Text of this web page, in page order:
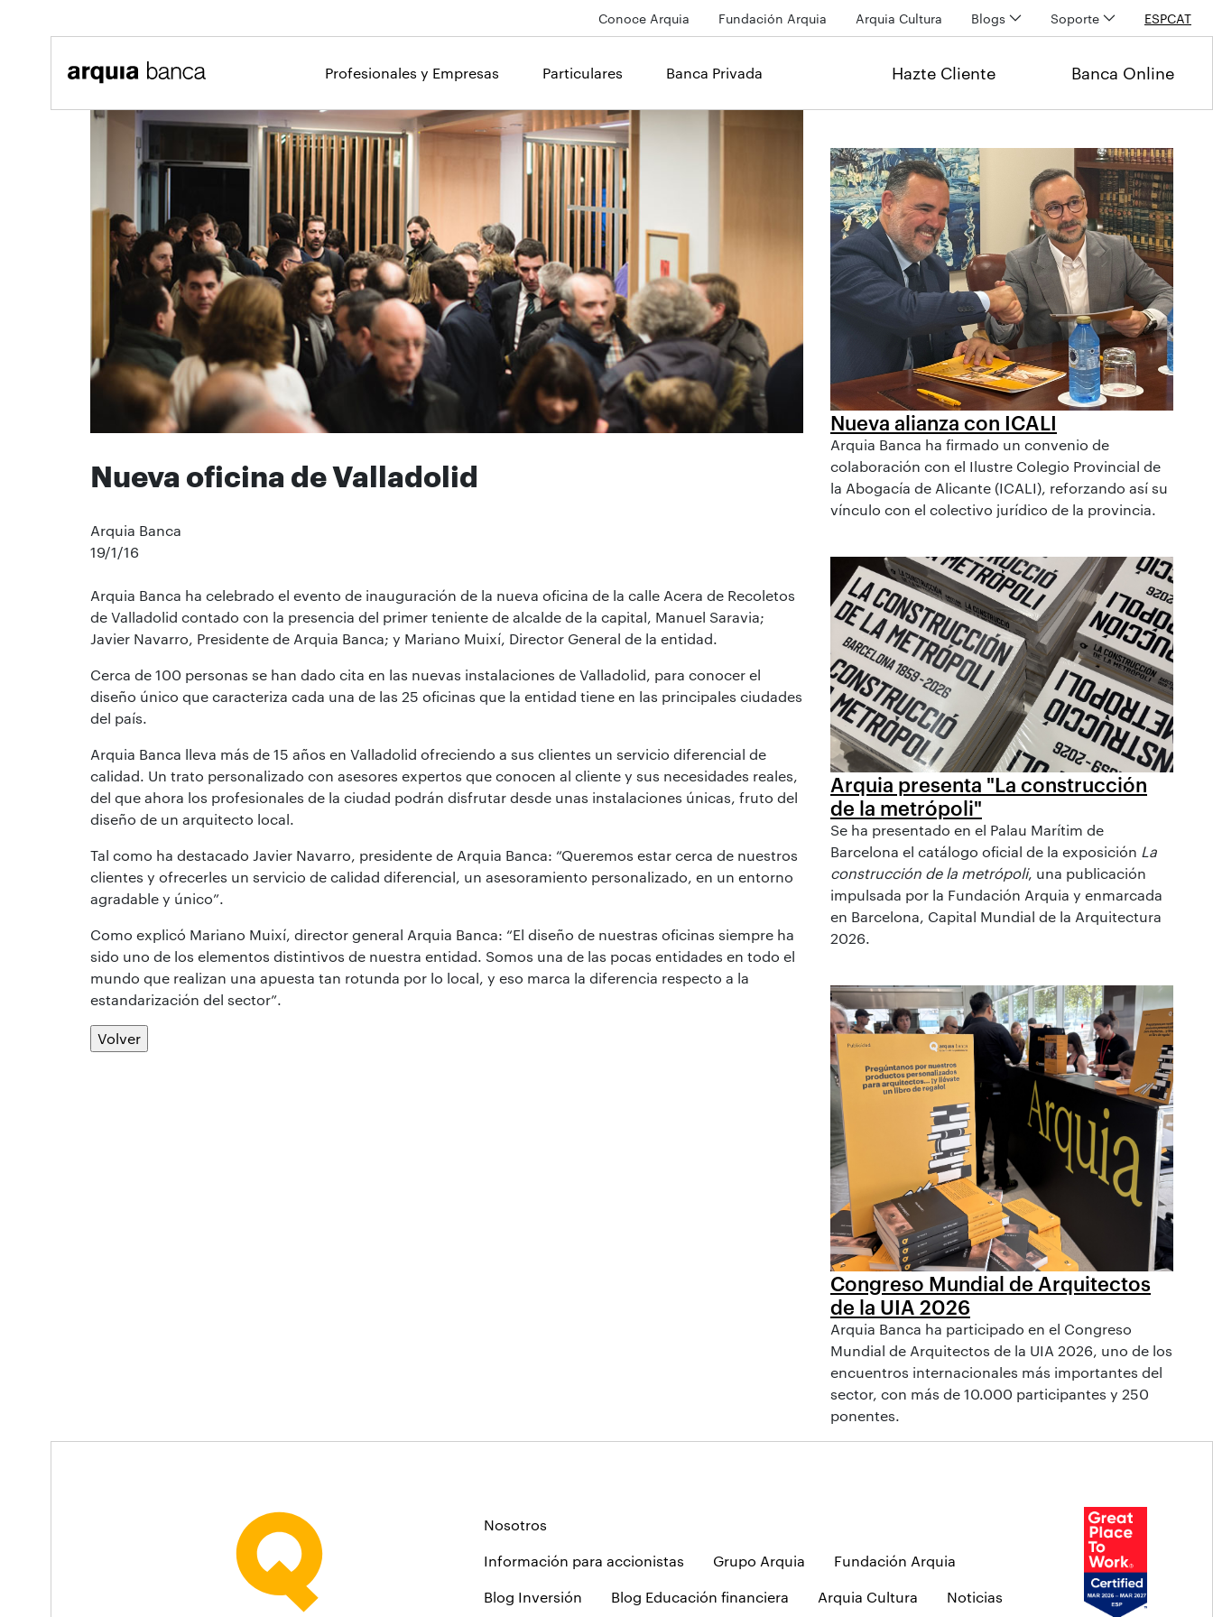
Conoce Arquia Fundación Arquia Arquia Cultura Blogs Soporte ESPCAT
Profesionales y Empresas Particulares Banca Privada Hazte Cliente Banca Online
Nueva oficina de Valladolid
Arquia Banca
19/1/16
Arquia Banca ha celebrado el evento de inauguración de la nueva oficina de la calle Acera de Recoletos
de Valladolid contado con la presencia del primer teniente de alcalde de la capital, Manuel Saravia;
Javier Navarro, Presidente de Arquia Banca; y Mariano Muixí, Director General de la entidad.
Cerca de 100 personas se han dado cita en las nuevas instalaciones de Valladolid, para conocer el
diseño único que caracteriza cada una de las 25 oficinas que la entidad tiene en las principales ciudades
del país.
Arquia Banca lleva más de 15 años en Valladolid ofreciendo a sus clientes un servicio diferencial de
calidad. Un trato personalizado con asesores expertos que conocen al cliente y sus necesidades reales,
del que ahora los profesionales de la ciudad podrán disfrutar desde unas instalaciones únicas, fruto del
diseño de un arquitecto local.
Tal como ha destacado Javier Navarro, presidente de Arquia Banca: “Queremos estar cerca de nuestros
clientes y ofrecerles un servicio de calidad diferencial, un asesoramiento personalizado, en un entorno
agradable y único”.
Como explicó Mariano Muixí, director general Arquia Banca: “El diseño de nuestras oficinas siempre ha
sido uno de los elementos distintivos de nuestra entidad. Somos una de las pocas entidades en todo el
mundo que realizan una apuesta tan rotunda por lo local, y eso marca la diferencia respecto a la
estandarización del sector”.
Volver
Nueva alianza con ICALI
Arquia Banca ha firmado un convenio de
colaboración con el Ilustre Colegio Provincial de
la Abogacía de Alicante (ICALI), reforzando así su
vínculo con el colectivo jurídico de la provincia.
Arquia presenta "La construcción
de la metrópoli"
Se ha presentado en el Palau Marítim de
Barcelona el catálogo oficial de la exposición La
construcción de la metrópoli, una publicación
impulsada por la Fundación Arquia y enmarcada
en Barcelona, Capital Mundial de la Arquitectura
2026.
Congreso Mundial de Arquitectos
de la UIA 2026
Arquia Banca ha participado en el Congreso
Mundial de Arquitectos de la UIA 2026, uno de los
encuentros internacionales más importantes del
sector, con más de 10.000 participantes y 250
ponentes.
Nosotros
Información para accionistas Grupo Arquia Fundación Arquia
Blog Inversión Blog Educación financiera Arquia Cultura Noticias